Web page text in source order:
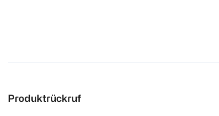
Produktrückruf